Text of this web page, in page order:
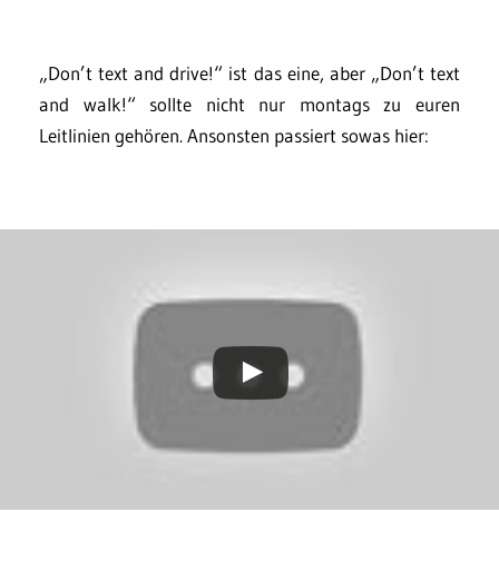
„Don’t text and drive!“ ist das eine, aber „Don’t text
and walk!“ sollte nicht nur montags zu euren
Leitlinien gehören. Ansonsten passiert sowas hier: